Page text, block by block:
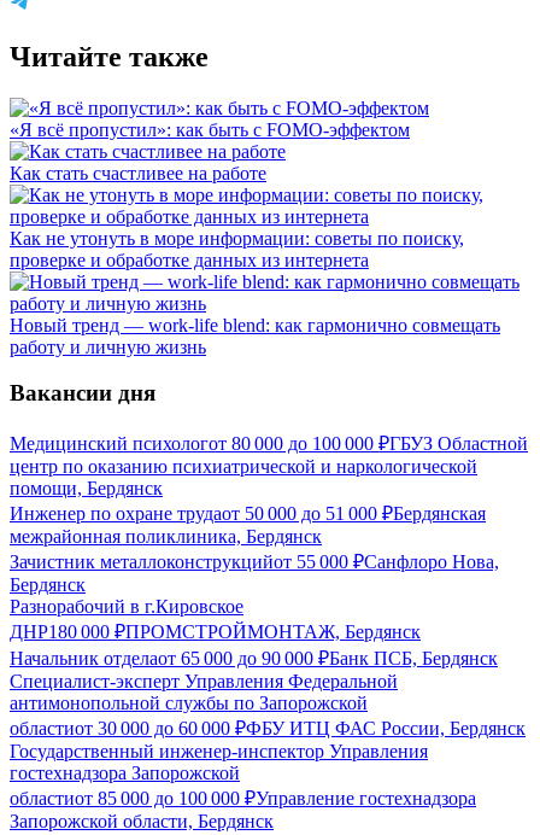
Читайте также
«Я всё пропустил»: как быть с FOMO-эффектом
Как стать счастливее на работе
Как не утонуть в море информации: советы по поиску,
проверке и обработке данных из интернета
Новый тренд — work-life blend: как гармонично совмещать
работу и личную жизнь
Вакансии дня
Медицинский психологот 80 000 до 100 000 ₽ГБУЗ Областной
центр по оказанию психиатрической и наркологической
помощи, Бердянск
Инженер по охране трудаот 50 000 до 51 000 ₽Бердянская
межрайонная поликлиника, Бердянск
Зачистник металлоконструкцийот 55 000 ₽Санфлоро Нова,
Бердянск
Разнорабочий в г.Кировское
ДНР180 000 ₽ПРОМСТРОЙМОНТАЖ, Бердянск
Начальник отделаот 65 000 до 90 000 ₽Банк ПСБ, Бердянск
Специалист-эксперт Управления Федеральной
антимонопольной службы по Запорожской
областиот 30 000 до 60 000 ₽ФБУ ИТЦ ФАС России, Бердянск
Государственный инженер-инспектор Управления
гостехнадзора Запорожской
областиот 85 000 до 100 000 ₽Управление гостехнадзора
Запорожской области, Бердянск